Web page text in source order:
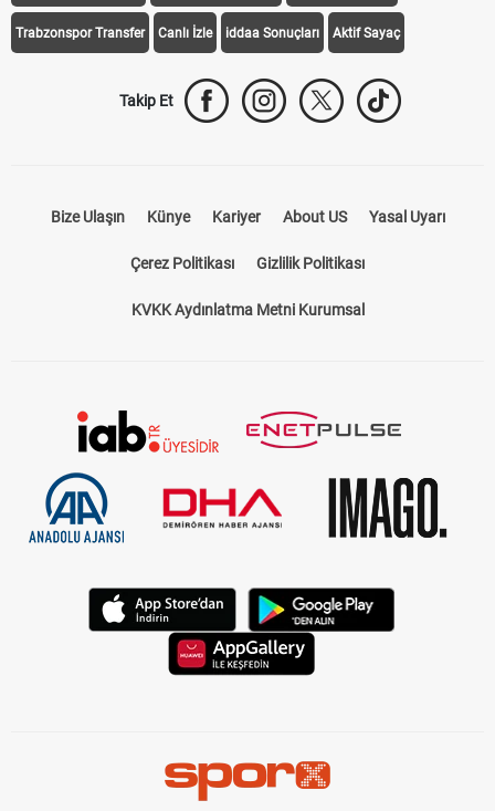
Trabzonspor Transfer Canlı İzle iddaa Sonuçları Aktif Sayaç
Takip Et
Bize Ulaşın Künye Kariyer About US Yasal Uyarı
Çerez Politikası Gizlilik Politikası
KVKK Aydınlatma Metni Kurumsal